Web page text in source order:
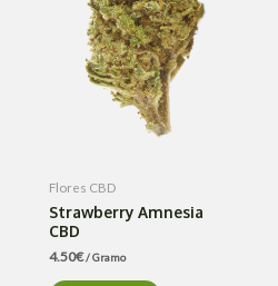
Flores CBD
Strawberry Amnesia
CBD
4.50€/ Gramo